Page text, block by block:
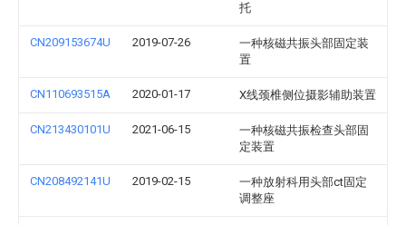
托
CN209153674U 2019-07-26
一种核磁共振头部固定装
置
CN110693515A 2020-01-17 X线颈椎侧位摄影辅助装置
CN213430101U 2021-06-15
一种核磁共振检查头部固
定装置
CN208492141U 2019-02-15
一种放射科用头部ct固定
调整座